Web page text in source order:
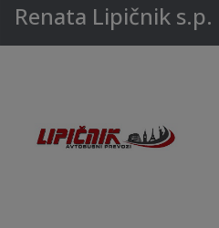
Renata Lipičnik s.p.